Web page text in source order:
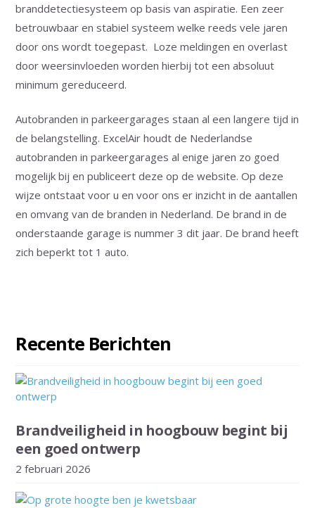
branddetectiesysteem op basis van aspiratie. Een zeer
betrouwbaar en stabiel systeem welke reeds vele jaren
door ons wordt toegepast. Loze meldingen en overlast
door weersinvloeden worden hierbij tot een absoluut
minimum gereduceerd.
Autobranden in parkeergarages staan al een langere tijd in
de belangstelling. ExcelAir houdt de Nederlandse
autobranden in parkeergarages al enige jaren zo goed
mogelijk bij en publiceert deze op de website. Op deze
wijze ontstaat voor u en voor ons er inzicht in de aantallen
en omvang van de branden in Nederland. De brand in de
onderstaande garage is nummer 3 dit jaar. De brand heeft
zich beperkt tot 1 auto.
Recente Berichten
Brandveiligheid in hoogbouw begint bij
een goed ontwerp
2 februari 2026